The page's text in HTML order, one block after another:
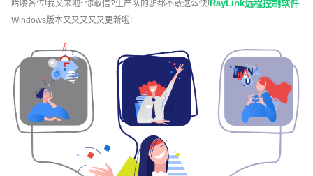
哈喽各位!我又来啦~你敢信?生产队的驴都不敢这么快!RayLink远程控制软件
Windows版本又又又又又更新啦!